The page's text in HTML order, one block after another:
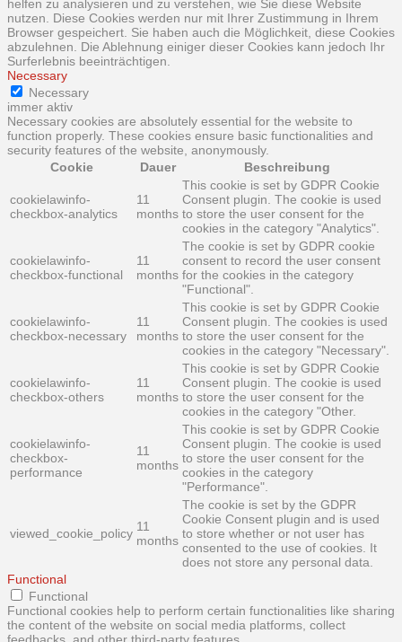
helfen zu analysieren und zu verstehen, wie Sie diese Website
nutzen. Diese Cookies werden nur mit Ihrer Zustimmung in Ihrem
Browser gespeichert. Sie haben auch die Möglichkeit, diese Cookies
abzulehnen. Die Ablehnung einiger dieser Cookies kann jedoch Ihr
Surferlebnis beeinträchtigen.
Necessary
Necessary
immer aktiv
Necessary cookies are absolutely essential for the website to
function properly. These cookies ensure basic functionalities and
security features of the website, anonymously.
Cookie
Dauer Beschreibung
cookielawinfo-
checkbox-analytics
11
months
This cookie is set by GDPR Cookie
Consent plugin. The cookie is used
to store the user consent for the
cookies in the category "Analytics".
cookielawinfo-
checkbox-functional
11
months
The cookie is set by GDPR cookie
consent to record the user consent
for the cookies in the category
"Functional".
cookielawinfo-
checkbox-necessary
11
months
This cookie is set by GDPR Cookie
Consent plugin. The cookies is used
to store the user consent for the
cookies in the category "Necessary".
cookielawinfo-
checkbox-others
11
months
This cookie is set by GDPR Cookie
Consent plugin. The cookie is used
to store the user consent for the
cookies in the category "Other.
cookielawinfo-
checkbox-
performance
11
months
This cookie is set by GDPR Cookie
Consent plugin. The cookie is used
to store the user consent for the
cookies in the category
"Performance".
viewed_cookie_policy 11
months
The cookie is set by the GDPR
Cookie Consent plugin and is used
to store whether or not user has
consented to the use of cookies. It
does not store any personal data.
Functional
Functional
Functional cookies help to perform certain functionalities like sharing
the content of the website on social media platforms, collect
feedbacks, and other third-party features.